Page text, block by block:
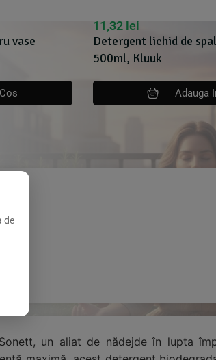
vase
Detergent lichid de
500ml, Kluuk
11,32 lei
Adauga
un aliat de nădejde în lupta
de